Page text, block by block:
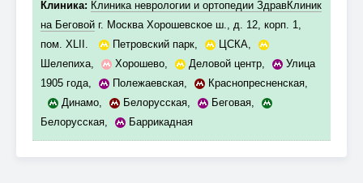
Клиника: Клиника неврологии и ортопедии ЗдравКлиник
на Беговой г. Москва Хорошевское ш., д. 12, корп. 1,
пом. XLII.
Петровский парк, ЦСКА,
Шелепиха, Хорошево, Деловой центр,
Улица
1905 года, Полежаевская, Краснопресненская,
Динамо, Белорусская, Беговая,
Белорусская, Баррикадная